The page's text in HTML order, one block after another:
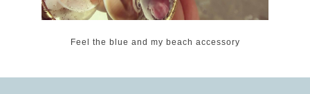
Feel the blue and my beach accessory